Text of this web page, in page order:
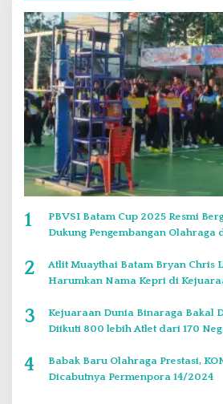
1
PBVSI Batam Cup 2025 Resmi
Dukung Pengembangan Olahraga
2
Atlit Muaythai Batam Bryan Chris
Harumkan Nama Kepri di
3
Kejuaraan Dunia Binaraga Bakal
Diikuti 800 lebih Atlet dari 170
4
Babak Baru Olahraga Prestasi,
Dicabutnya Permenpora 14/2024